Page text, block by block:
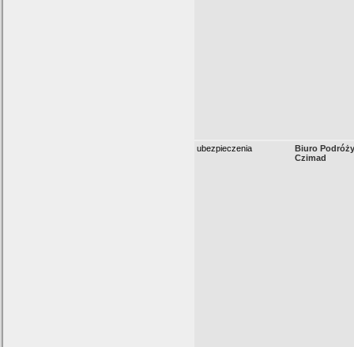
ubezpieczenia
Biuro
Czimad